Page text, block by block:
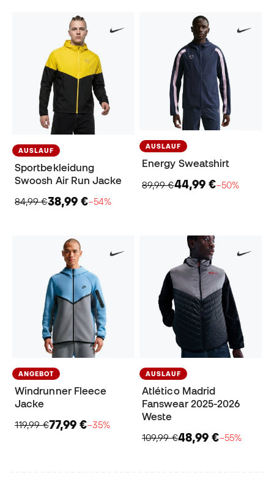
AUSLAUF
Sportbekleidung
Swoosh Air Run Jacke
84,99 €38,99 €−54%
AUSLAUF
Energy Sweatshirt
89,99 €44,99 €−50%
ANGEBOT
Windrunner Fleece
Jacke
119,99 €77,99 €−35%
AUSLAUF
Atlético Madrid
Fanswear 2025-2026
Weste
109,99 €48,99 €−55%